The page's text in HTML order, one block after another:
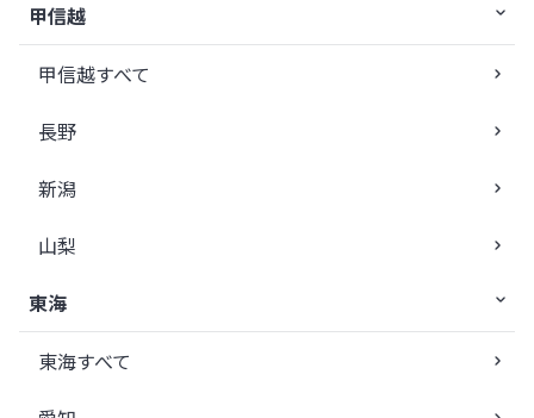
甲信越
甲信越すべて
長野
新潟
山梨
東海
東海すべて